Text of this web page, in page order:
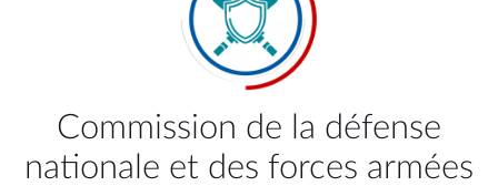
Commission de la défense
nationale et des forces armées